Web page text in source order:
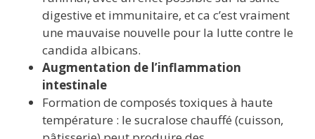
digestive et immunitaire, et ca c’est vraiment
une mauvaise nouvelle pour la lutte contre le
candida albicans.
Augmentation de l’inflammation
intestinale
Formation de composés toxiques à haute
température : le sucralose chauffé (cuisson,